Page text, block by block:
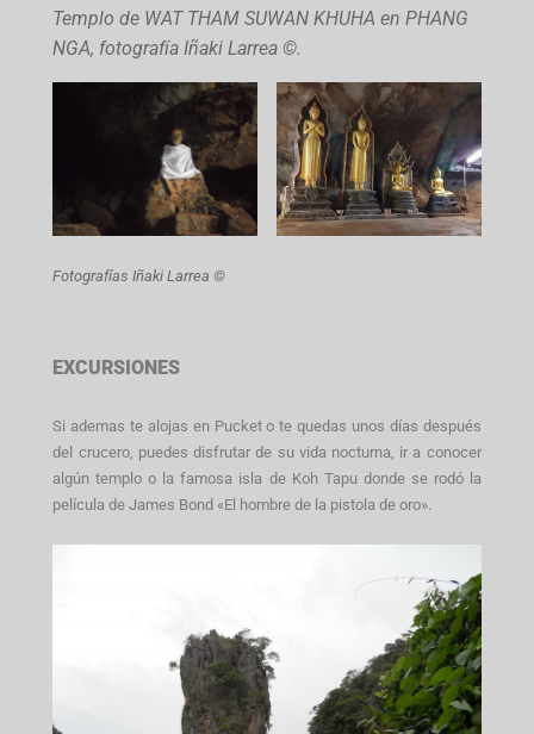
Templo de WAT THAM SUWAN KHUHA en PHANG
NGA, fotografía Iñaki Larrea ©.
Fotografías Iñaki Larrea ©
EXCURSIONES
Si ademas te alojas en Pucket o te quedas unos días después
del crucero, puedes disfrutar de su vida nocturna, ir a conocer
algún templo o la famosa isla de Koh Tapu donde se rodó la
película de James Bond «El hombre de la pistola de oro».